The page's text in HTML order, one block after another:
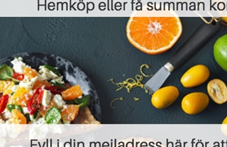
För henne: få två par
04/02/2018 · GRATIS PRODUKTER,GRATIS
Idag har vi ett riktigt bra
Socks for Her som kan bli dina